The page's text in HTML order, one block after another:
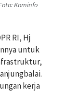
Kominfo
RI, Hj
untuk
kerja